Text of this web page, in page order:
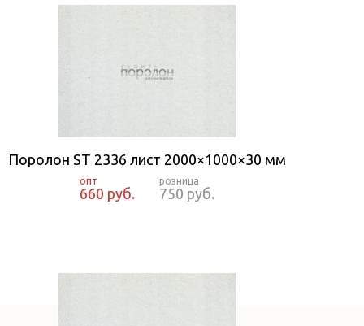
Поролон ST 2336 лист 2000×1000×30 мм
660 руб. 750 руб.